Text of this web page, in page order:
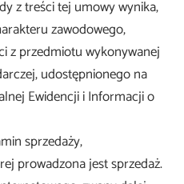
z treści tej umowy wynika,
zawodowego,
z przedmiotu wykonywanej
udostępnionego na
Ewidencji i Informacji o
sprzedaży,
prowadzona jest sprzedaż.